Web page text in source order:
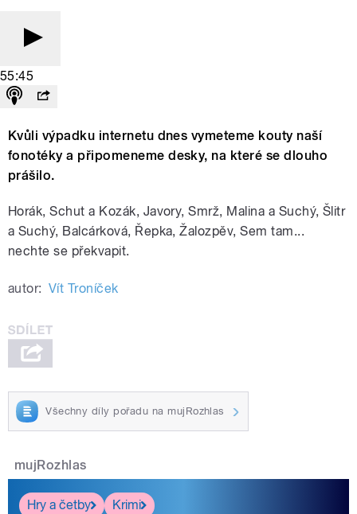
55:45
Kvůli výpadku internetu dnes vymeteme kouty naší
fonotéky a připomeneme desky, na které se dlouho
prášilo.
Horák, Schut a Kozák, Javory, Smrž, Malina a Suchý, Šlitr
a Suchý, Balcárková, Řepka, Žalozpěv, Sem tam...
nechte se překvapit.
autor: Vít Troníček
Všechny díly pořadu na mujRozhlas
mujRozhlas
Hry a četby
Krimi